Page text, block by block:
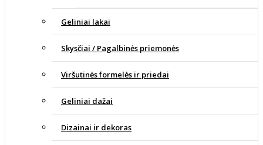
Geliniai lakai
Skysčiai / Pagalbinės priemonės
Viršutinės formelės ir priedai
Geliniai dažai
Dizainai ir dekoras